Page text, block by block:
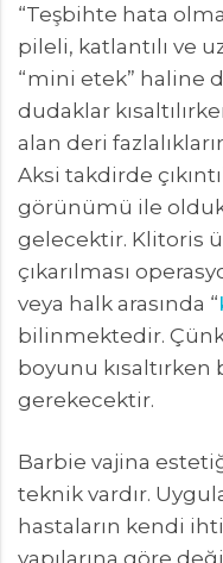
“Teşbihte hata
pileli, katlantılı ve
“mini etek” haline
dudaklar
alan deri
Aksi takdirde
görünümü ile
gelecektir. Klitoris
çıkarılması
veya halk arasında “
bilinmektedir.
boyunu kısaltırken
gerekecektir.
Barbie vajina
teknik vardır.
hastaların kendi
yapılarına göre